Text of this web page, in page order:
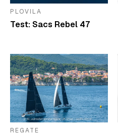
PLOVILA
Test: Sacs Rebel 47
REGATE